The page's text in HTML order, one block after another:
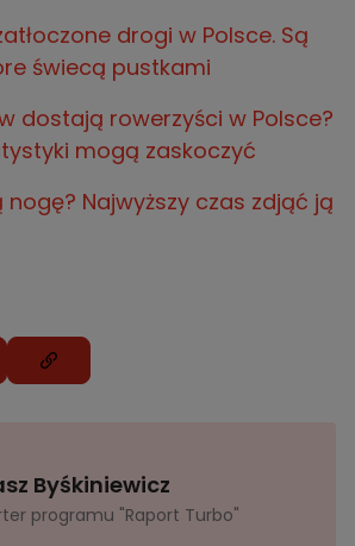
drogi w Polsce. Są
świecą pustkami
dostają rowerzyści w Polsce?
mogą zaskoczyć
nogę? Najwyższy czas zdjąć ją
Byśkiniewicz
programu "Raport Turbo"